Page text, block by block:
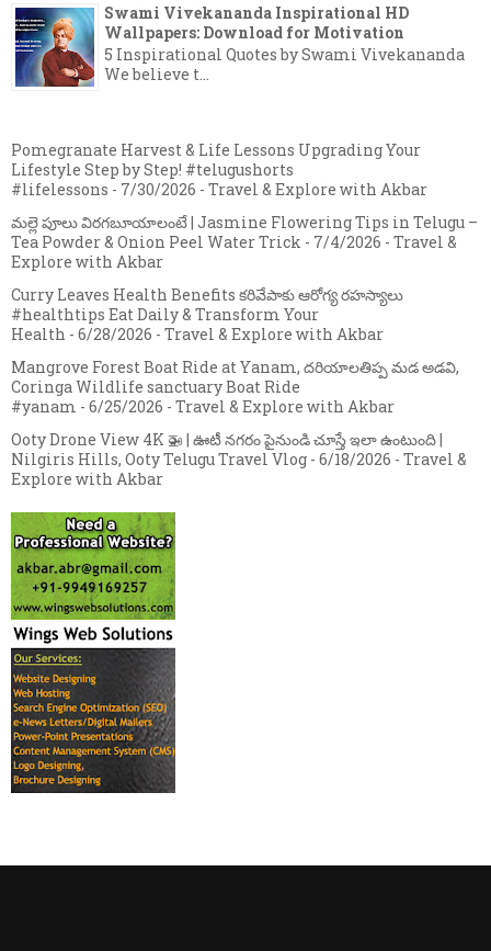
Swami Vivekananda Inspirational HD
Wallpapers: Download for Motivation
5 Inspirational Quotes by Swami Vivekananda
We believe t...
Pomegranate Harvest & Life Lessons Upgrading Your
Lifestyle Step by Step! #telugushorts
#lifelessons - 7/30/2026 - Travel & Explore with Akbar
మల్లె పూలు విరగబూయాలంటే | Jasmine Flowering Tips in Telugu –
Tea Powder & Onion Peel Water Trick - 7/4/2026 - Travel &
Explore with Akbar
Curry Leaves Health Benefits కరివేపాకు ఆరోగ్య రహస్యాలు
#healthtips Eat Daily & Transform Your
Health - 6/28/2026 - Travel & Explore with Akbar
Mangrove Forest Boat Ride at Yanam, దరియాలతిప్ప మడ అడవి,
Coringa Wildlife sanctuary Boat Ride
#yanam - 6/25/2026 - Travel & Explore with Akbar
Ooty Drone View 4K 🚁 | ఊటీ నగరం పైనుండి చూస్తే ఇలా ఉంటుంది |
Nilgiris Hills, Ooty Telugu Travel Vlog - 6/18/2026 - Travel &
Explore with Akbar